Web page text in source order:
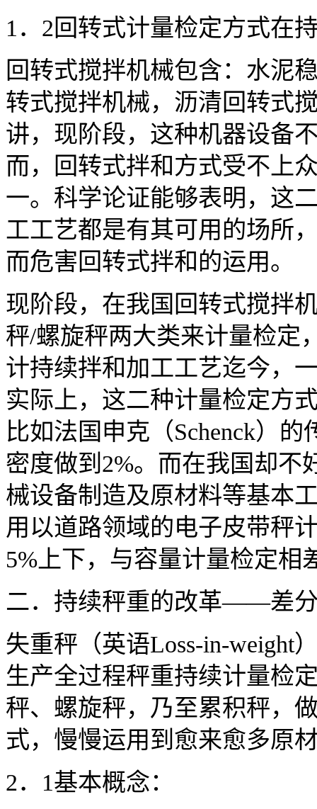
1．2回转式计量检定方式在
回转式搅拌机械包含：水泥
转式搅拌机械，沥清回转式
讲，现阶段，这种机器设备
而，回转式拌和方式受不上
一。科学论证能够表明，这
工工艺都是有其可用的场所
而危害回转式拌和的运用。
现阶段，在我国回转式搅拌
秤/螺旋秤两大类来计量检定
计持续拌和加工工艺迄今，
实际上，这二种计量检定方
比如法国申克（Schenck）
密度做到2%。而在我国却不
械设备制造及原材料等基本
用以道路领域的电子皮带秤
5%上下，与容量计量检定相
二．持续秤重的改革——差
失重秤（英语Loss-in-weight
生产全过程秤重持续计量检
秤、螺旋秤，乃至累积秤，
式，慢慢运用到愈来愈多原
2．1基本概念：